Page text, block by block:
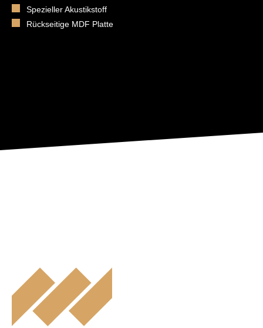
Spezieller Akustikstoff
Rückseitige MDF Platte